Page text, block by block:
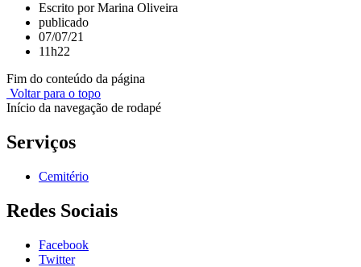
Escrito por Marina Oliveira
publicado
07/07/21
11h22
Fim do conteúdo da página
Voltar para o topo
Início da navegação de rodapé
Serviços
Cemitério
Redes Sociais
Facebook
Twitter